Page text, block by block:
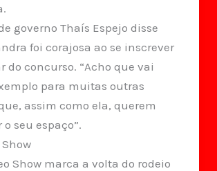
governo Thaís Espejo disse
foi corajosa ao se inscrever
do concurso. “Acho que vai
para muitas outras
assim como ela, querem
seu espaço”.
Show
Show marca a volta do rodeio